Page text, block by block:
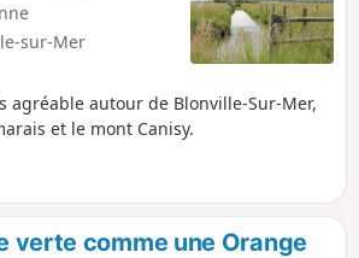
sur-Mer
agréable autour de Blonville-Sur-Mer,
et le mont Canisy.
verte comme une Orange